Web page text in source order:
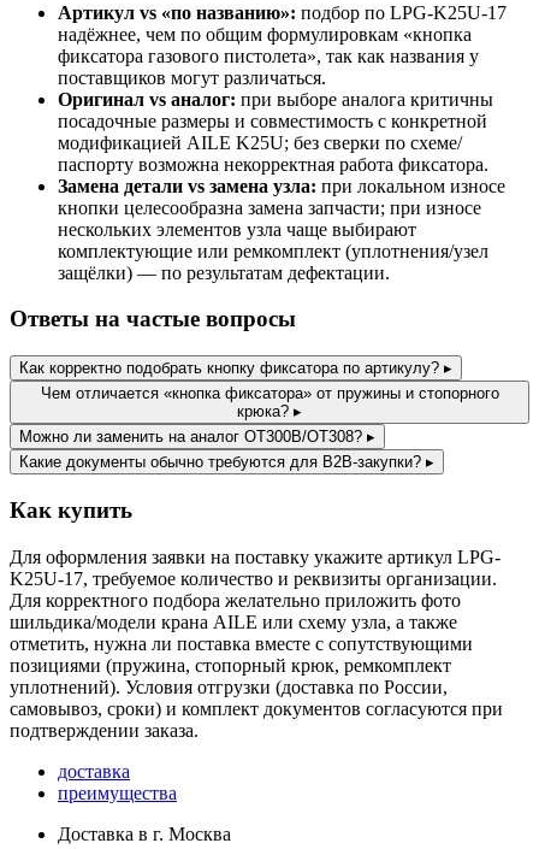
Артикул vs «по названию»: подбор по LPG-K25U-17
надёжнее, чем по общим формулировкам «кнопка
фиксатора газового пистолета», так как названия у
поставщиков могут различаться.
Оригинал vs аналог: при выборе аналога критичны
посадочные размеры и совместимость с конкретной
модификацией AILE K25U; без сверки по схеме/
паспорту возможна некорректная работа фиксатора.
Замена детали vs замена узла: при локальном износе
кнопки целесообразна замена запчасти; при износе
нескольких элементов узла чаще выбирают
комплектующие или ремкомплект (уплотнения/узел
защёлки) — по результатам дефектации.
Ответы на частые вопросы
Как корректно подобрать кнопку фиксатора по артикулу? ▸
Чем отличается «кнопка фиксатора» от пружины и стопорного
крюка? ▸
Можно ли заменить на аналог OT300B/OT308? ▸
Какие документы обычно требуются для B2B-закупки? ▸
Как купить
Для оформления заявки на поставку укажите артикул LPG-
K25U-17, требуемое количество и реквизиты организации.
Для корректного подбора желательно приложить фото
шильдика/модели крана AILE или схему узла, а также
отметить, нужна ли поставка вместе с сопутствующими
позициями (пружина, стопорный крюк, ремкомплект
уплотнений). Условия отгрузки (доставка по России,
самовывоз, сроки) и комплект документов согласуются при
подтверждении заказа.
доставка
преимущества
Доставка в г. Москва